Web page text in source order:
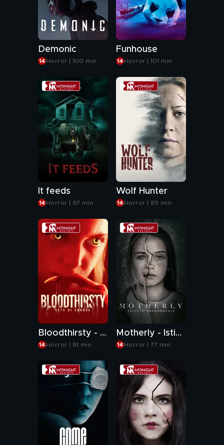
Demonic
Horror | 100 min
Funhouse
Horror | 101 min
It feeds
Horror | 97 min
Wolf Hunter
Horror | 89 min
Bloodthirsty - Sete di sangue
Horror | 81 min
Motherly - Istinto primordiale
Horror | 77 min